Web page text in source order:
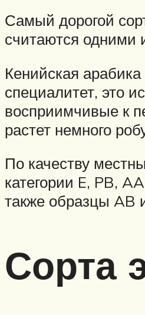
Самый дорогой
считаются одними
Кенийская
специалитет, это
восприимчивые к
растет немного
По качеству
категории E, PB,
также образцы AB
Сорта